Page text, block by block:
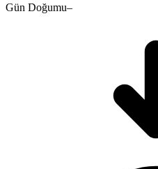
Gün Doğumu–